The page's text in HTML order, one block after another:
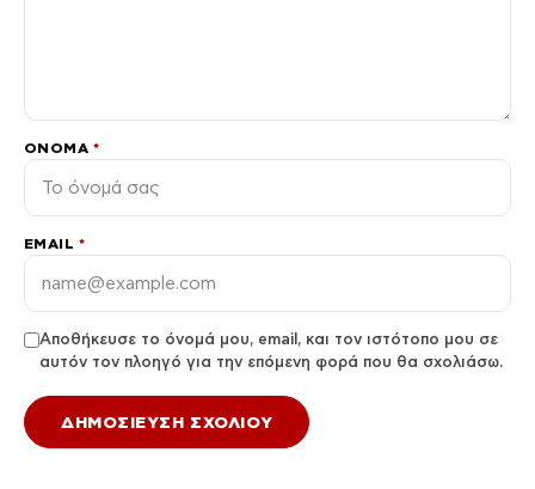
ΌΝΟΜΑ *
EMAIL *
Αποθήκευσε το όνομά μου, email, και τον ιστότοπο μου σε
αυτόν τον πλοηγό για την επόμενη φορά που θα σχολιάσω.